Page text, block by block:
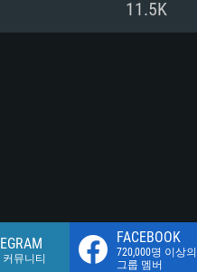
11.5K
커뮤니티
FACEBOOK
720,000명 이상의
그룹 멤버